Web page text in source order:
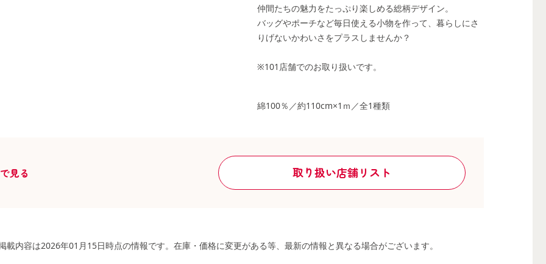
仲間たちの魅力をたっぷり楽しめる総柄デザイン。
バッグやポーチなど毎日使える小物を作って、暮らしにさ
りげないかわいさをプラスしませんか？
※101店舗でのお取り扱いです。
綿100％／約110cm×1ｍ／全1種類
見る 取り扱い店舗リスト
載内容は2026年01月15日時点の情報です。在庫・価格に変更がある等、最新の情報と異なる場合がございます。